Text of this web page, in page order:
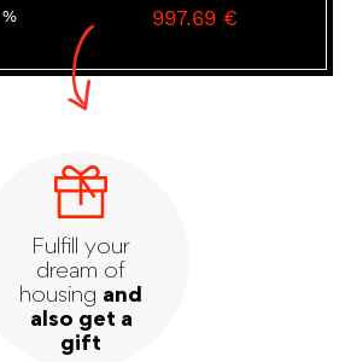
%
997.69 €
Fulfill your
dream of
housing and
also get a
gift